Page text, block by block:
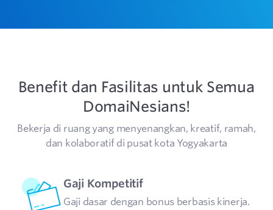
Benefit dan Fasilitas untuk Semua
DomaiNesians!
Bekerja di ruang yang menyenangkan, kreatif, ramah,
dan kolaboratif di pusat kota Yogyakarta
Gaji Kompetitif
Gaji dasar dengan bonus berbasis kinerja.